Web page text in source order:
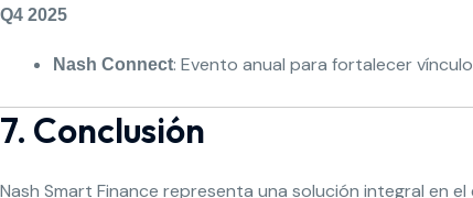
Q4 2025
Nash Connect: Evento anual para fortalecer
7. Conclusión
Nash Smart Finance representa una solución integral en